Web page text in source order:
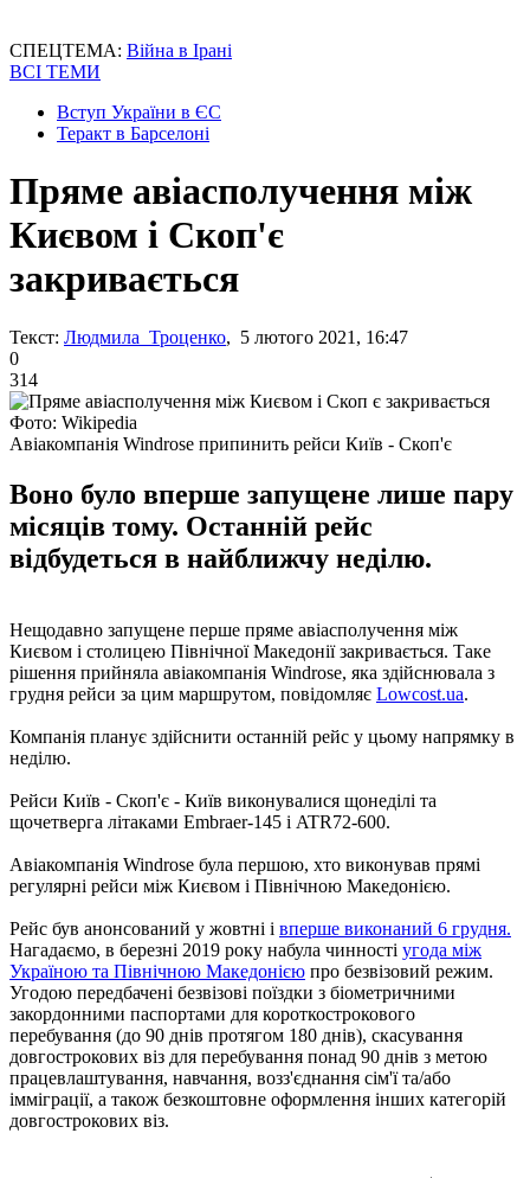
СПЕЦТЕМА: Війна в Ірані
ВСІ ТЕМИ
Вступ України в ЄС
Теракт в Барселоні
Пряме авіасполучення між
Києвом і Скоп'є
закривається
Текст: Людмила Троценко, 5 лютого 2021, 16:47
0
314
Фото: Wikipedia
Авіакомпанія Windrose припинить рейси Київ - Скоп'є
Воно було вперше запущене лише пару
місяців тому. Останній рейс
відбудеться в найближчу неділю.
Нещодавно запущене перше пряме авіасполучення між
Києвом і столицею Північної Македонії закривається. Таке
рішення прийняла авіакомпанія Windrose, яка здійснювала з
грудня рейси за цим маршрутом, повідомляє Lowcost.ua.
Компанія планує здійснити останній рейс у цьому напрямку в
неділю.
Рейси Київ - Скоп'є - Київ виконувалися щонеділі та
щочетверга літаками Embraer-145 і ATR72-600.
Авіакомпанія Windrose була першою, хто виконував прямі
регулярні рейси між Києвом і Північною Македонією.
Рейс був анонсований у жовтні і вперше виконаний 6 грудня.
Нагадаємо, в березні 2019 року набула чинності угода між
Україною та Північною Македонією про безвізовий режим.
Угодою передбачені безвізові поїздки з біометричними
закордонними паспортами для короткострокового
перебування (до 90 днів протягом 180 днів), скасування
довгострокових віз для перебування понад 90 днів з метою
працевлаштування, навчання, возз'єднання сім'ї та/або
імміграції, а також безкоштовне оформлення інших категорій
довгострокових віз.